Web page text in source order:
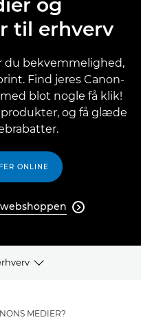
og
til erhverv
du bekvemmelighed,
Find jeres Canon-
blot nogle få klik!
og få glæde
ONLINE

MEDIER?